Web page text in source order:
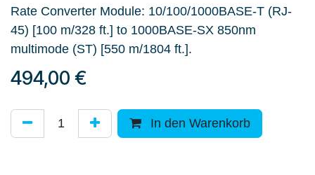
Rate Converter Module: 10/100/1000BASE-T (RJ-
45) [100 m/328 ft.] to 1000BASE-SX 850nm
multimode (ST) [550 m/1804 ft.].
494,00 €
In den Warenkorb